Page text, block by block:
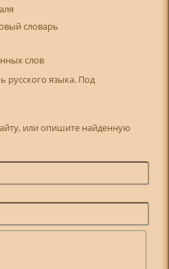
словарь
слов
русского языка. Под
или опишите найденную